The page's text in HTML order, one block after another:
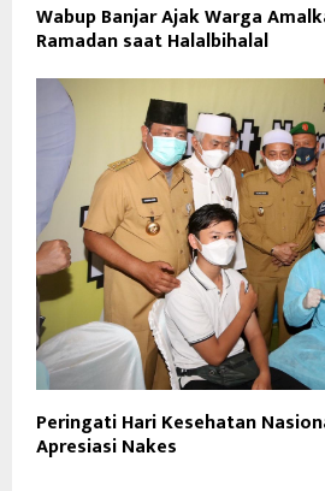
Wabup Banjar Ajak Warga
Ramadan saat Halalbihalal
Peringati Hari Kesehatan
Apresiasi Nakes